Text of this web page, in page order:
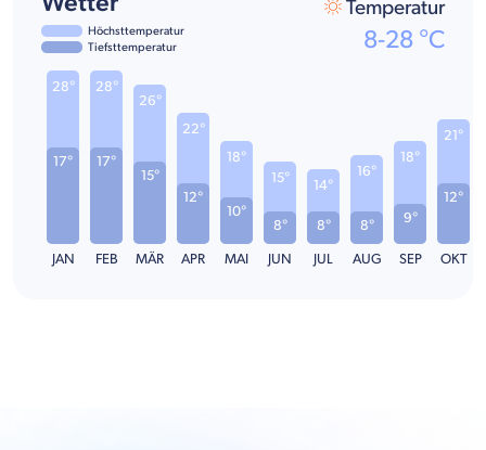
Höchsttemperatur
Tiefsttemperatur
Temperatur
8-28 °C
17°
28°
JAN
17°
28°
FEB
15°
26°
MÄR
12°
22°
APR
10°
18°
MAI
8°
15°
JUN
8°
14°
JUL
8°
16°
AUG
9°
18°
SEP
12°
21°
OKT